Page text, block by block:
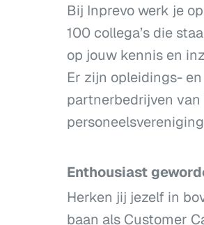
Bij Inprevo werk je
100 collega’s die
op jouw kennis en
Er zijn opleidings-
partnerbedrijven
Enthousiast
Herken jij jezelf in
baan als Customer